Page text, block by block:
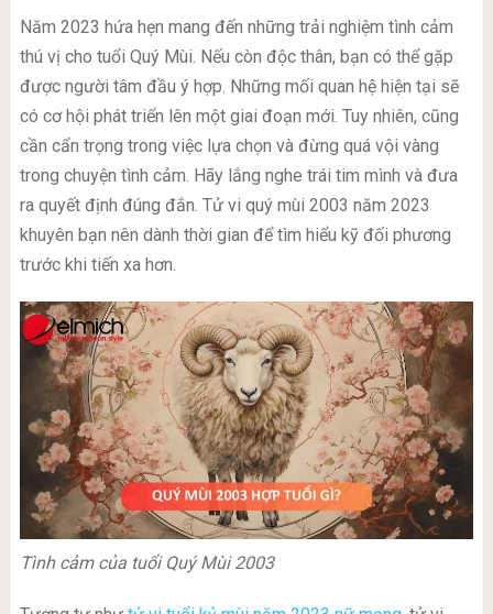
Năm 2023 hứa hẹn mang đến những trải nghiệm tình cảm
thú vị cho tuổi Quý Mùi. Nếu còn độc thân, bạn có thể gặp
được người tâm đầu ý hợp. Những mối quan hệ hiện tại sẽ
có cơ hội phát triển lên một giai đoạn mới. Tuy nhiên, cũng
cần cẩn trọng trong việc lựa chọn và đừng quá vội vàng
trong chuyện tình cảm. Hãy lắng nghe trái tim mình và đưa
ra quyết định đúng đắn. Tử vi quý mùi 2003 năm 2023
khuyên bạn nên dành thời gian để tìm hiểu kỹ đối phương
trước khi tiến xa hơn.
Tình cảm của tuổi Quý Mùi 2003